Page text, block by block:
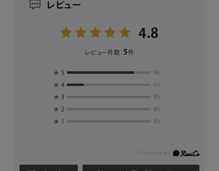
レビュー
4.8
レビュー件数： 5件
★ 5 (4)
★ 4 (1)
★ 3 (0)
★ 2 (0)
★ 1 (0)